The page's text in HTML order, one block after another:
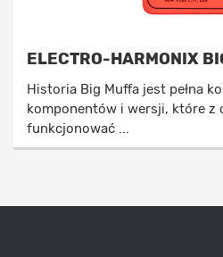
ELECTRO-HARMONIX
Historia Big Muffa jest pełna
komponentów i wersji, które z
funkcjonować ...